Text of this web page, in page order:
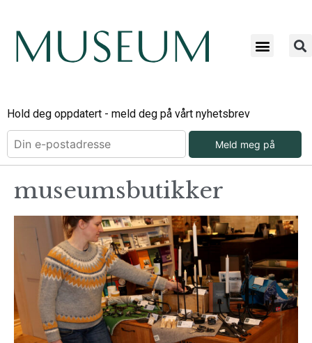
Hold deg oppdatert - meld deg på vårt nyhetsbrev
Meld meg på
museumsbutikker